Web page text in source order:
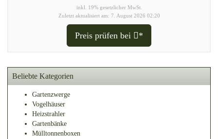
inkl. 19% gesetzlicher MwSt.
Zuletzt aktualisiert am: 7. August 2026 02:20
Preis prüfen bei *
Beliebte Kategorien
Gartenzwerge
Vogelhäuser
Heizstrahler
Gartenbänke
Mülltonnenboxen